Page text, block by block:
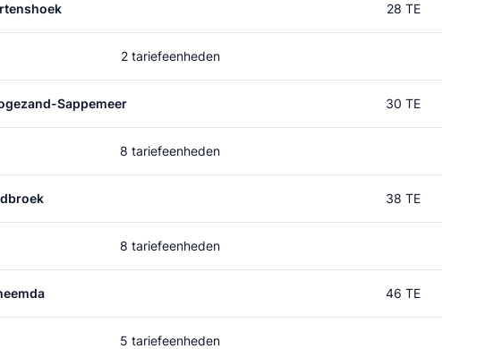
28 TE
2 tariefeenheden
Sappemeer 30 TE
8 tariefeenheden
38 TE
8 tariefeenheden
46 TE
5 tariefeenheden